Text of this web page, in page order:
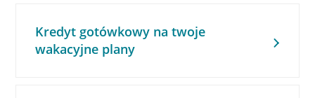
Kredyt gotówkowy na twoje
wakacyjne plany